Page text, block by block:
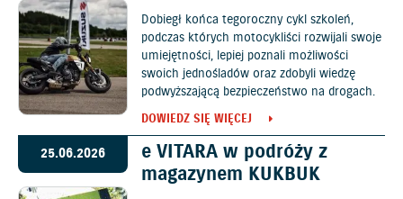
Dobiegł końca tegoroczny cykl szkoleń,
podczas których motocykliści rozwijali swoje
umiejętności, lepiej poznali możliwości
swoich jednośladów oraz zdobyli wiedzę
podwyższającą bezpieczeństwo na drogach.
DOWIEDZ SIĘ WIĘCEJ
25.06.2026
e VITARA w podróży z
magazynem KUKBUK